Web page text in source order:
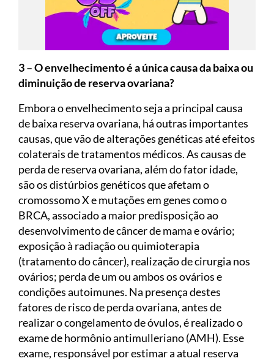
3 – O envelhecimento é a única causa da baixa ou
diminuição de reserva ovariana?
Embora o envelhecimento seja a principal causa
de baixa reserva ovariana, há outras importantes
causas, que vão de alterações genéticas até efeitos
colaterais de tratamentos médicos. As causas de
perda de reserva ovariana, além do fator idade,
são os distúrbios genéticos que afetam o
cromossomo X e mutações em genes como o
BRCA, associado a maior predisposição ao
desenvolvimento de câncer de mama e ovário;
exposição à radiação ou quimioterapia
(tratamento do câncer), realização de cirurgia nos
ovários; perda de um ou ambos os ovários e
condições autoimunes. Na presença destes
fatores de risco de perda ovariana, antes de
realizar o congelamento de óvulos, é realizado o
exame de hormônio antimulleriano (AMH). Esse
exame, responsável por estimar a atual reserva